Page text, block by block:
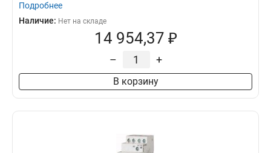
Подробнее
Наличие: Нет на складе
14 954,37 ₽
– +
В корзину